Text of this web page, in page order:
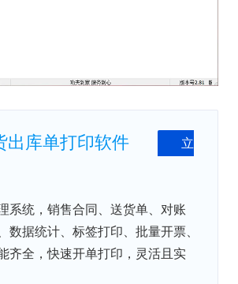
出库单打印软件 立
系统，销售合同、送货单、对账
数据统计、标签打印、批量开票、
齐全，快速开单打印，灵活且实